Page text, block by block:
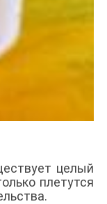
целый
плетутся